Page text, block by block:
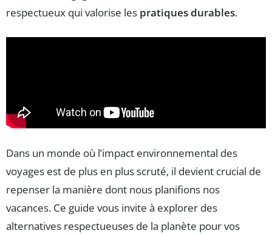
respectueux qui valorise les pratiques durables.
Dans un monde où l’impact environnemental des
voyages est de plus en plus scruté, il devient crucial de
repenser la manière dont nous planifions nos
vacances. Ce guide vous invite à explorer des
alternatives respectueuses de la planète pour vos